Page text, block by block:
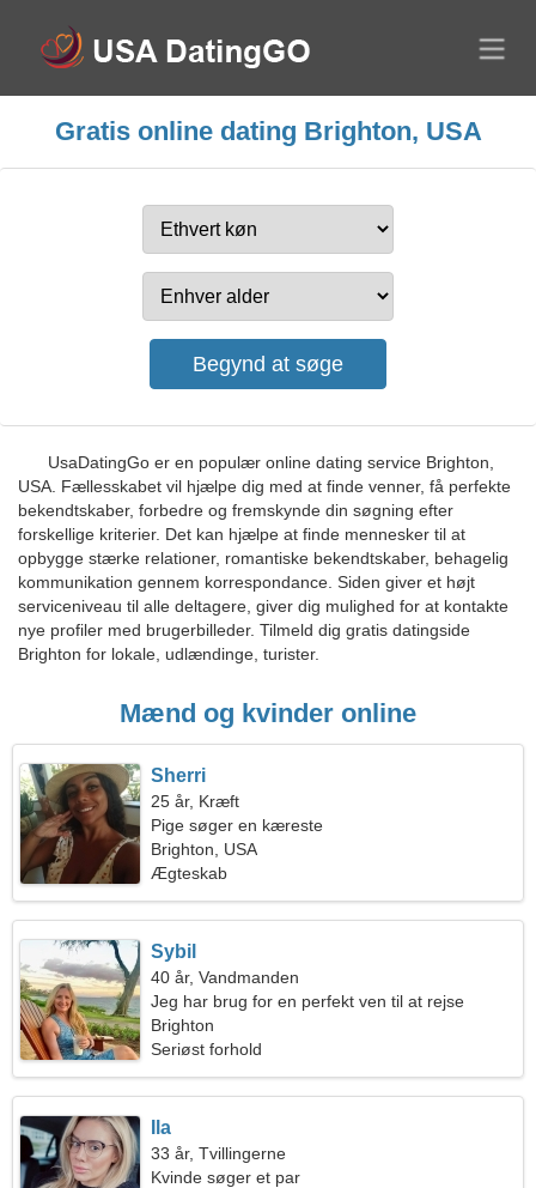
Gratis online dating Brighton, USA
UsaDatingGo er en populær online dating service Brighton,
USA. Fællesskabet vil hjælpe dig med at finde venner, få perfekte
bekendtskaber, forbedre og fremskynde din søgning efter
forskellige kriterier. Det kan hjælpe at finde mennesker til at
opbygge stærke relationer, romantiske bekendtskaber, behagelig
kommunikation gennem korrespondance. Siden giver et højt
serviceniveau til alle deltagere, giver dig mulighed for at kontakte
nye profiler med brugerbilleder. Tilmeld dig gratis datingside
Brighton for lokale, udlændinge, turister.
Mænd og kvinder online
Sherri
25 år, Kræft
Pige søger en kæreste
Brighton, USA
Ægteskab
Sybil
40 år, Vandmanden
Jeg har brug for en perfekt ven til at rejse
sammen
Brighton
Seriøst forhold
Ila
33 år, Tvillingerne
Kvinde søger et par